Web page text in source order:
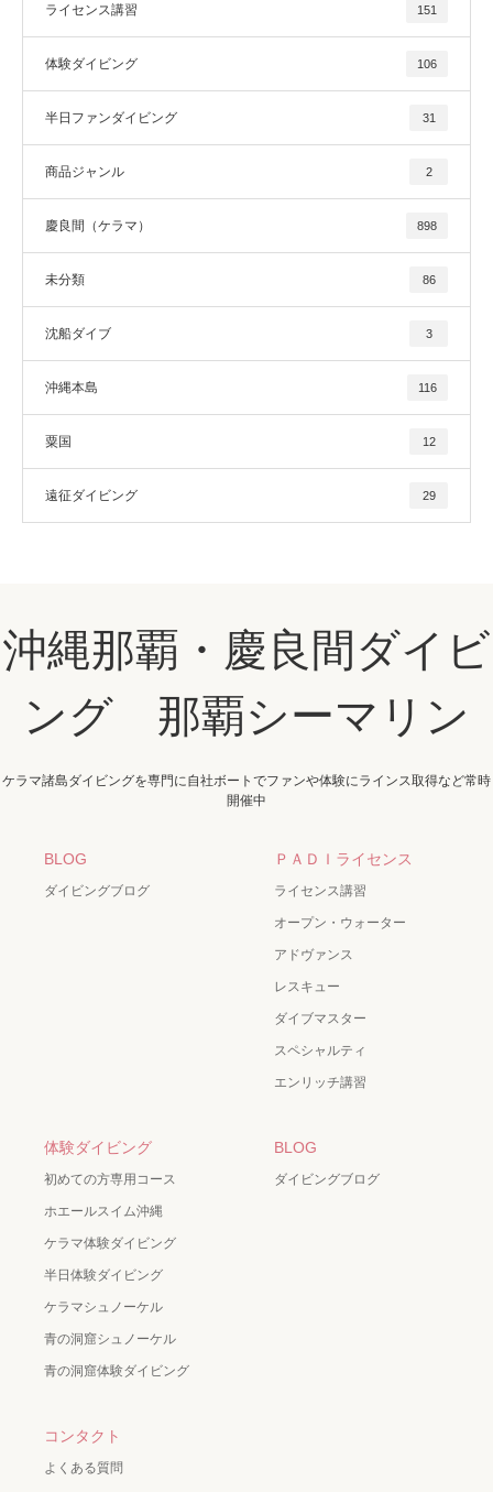
ライセンス講習 151
体験ダイビング 106
半日ファンダイビング 31
商品ジャンル 2
慶良間（ケラマ） 898
未分類 86
沈船ダイブ 3
沖縄本島 116
粟国 12
遠征ダイビング 29
沖縄那覇・慶良間ダイビ
ング 那覇シーマリン
ケラマ諸島ダイビングを専門に自社ボートでファンや体験にラインス取得など常時
開催中
BLOG
ダイビングブログ
ＰＡＤＩライセンス
ライセンス講習
オープン・ウォーター
アドヴァンス
レスキュー
ダイブマスター
スペシャルティ
エンリッチ講習
体験ダイビング
初めての方専用コース
ホエールスイム沖縄
ケラマ体験ダイビング
半日体験ダイビング
ケラマシュノーケル
青の洞窟シュノーケル
青の洞窟体験ダイビング
BLOG
ダイビングブログ
コンタクト
よくある質問